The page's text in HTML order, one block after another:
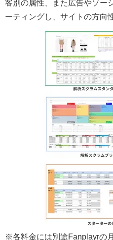
客別の属性、また広告やソー
ーティングし、サイトの方向
※各料金には別途Fanplayrの